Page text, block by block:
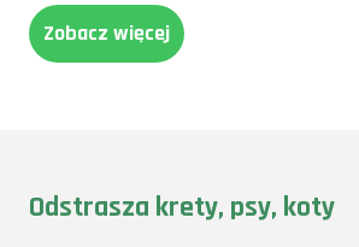
Zobacz więcej
Odstrasza krety, psy, koty